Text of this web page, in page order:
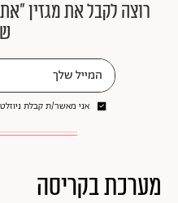
רוצה לקבל את מגזין
אני מאשר/ת קבלת
מערכת בקריסה